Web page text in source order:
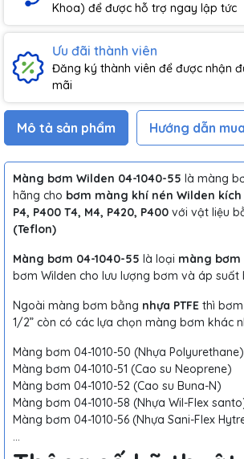
Khoa) để được hỗ trợ ngay lập tức
Ưu đãi thành viên
Đăng ký thành viên để được nhận
mãi
Mô tả sản phẩm Hướng dẫn
Màng bơm Wilden 04-1040-55 là màng
hãng cho bơm màng khí nén Wilden kích
P4, P400 T4, M4, P420, P400 với vật liệu
(Teflon)
Màng bơm 04-1040-55 là loại màng bơm
bơm Wilden cho lưu lượng bơm và áp suất
Ngoài màng bơm bằng nhựa PTFE thì
1/2” còn có các lựa chọn màng bơm khác
Màng bơm 04-1010-50 (Nhựa Polyurethane)
Màng bơm 04-1010-51 (Cao su Neoprene)
Màng bơm 04-1010-52 (Cao su Buna-N)
Màng bơm 04-1010-58 (Nhựa Wil-Flex
Màng bơm 04-1010-56 (Nhựa Sani-Flex
…